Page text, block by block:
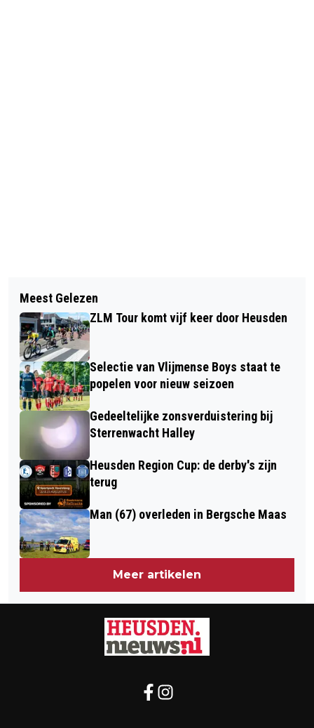
WEEK VAN DE SCHILDKLIER 2026 -
WAT IS ER TE DOEN IN NOORD
BRABANT?
BRAND IN LOODS AAN GROTESTRAAT
IN HEESBEEN
Meest Gelezen
ZLM Tour komt vijf keer door Heusden
Selectie van Vlijmense Boys staat te
popelen voor nieuw seizoen
Gedeeltelijke zonsverduistering bij
Sterrenwacht Halley
Heusden Region Cup: de derby's zijn
terug
Man (67) overleden in Bergsche Maas
Meer artikelen